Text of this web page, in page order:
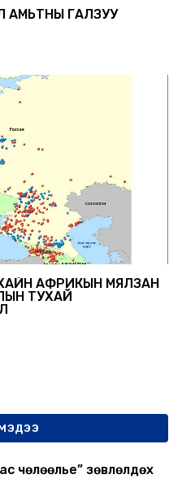
АМЬТНЫ ГАЛЗУУ
АФРИКЫН МЯЛЗАН
ТУХАЙ
чөлөөлье” зөвлөлдөх